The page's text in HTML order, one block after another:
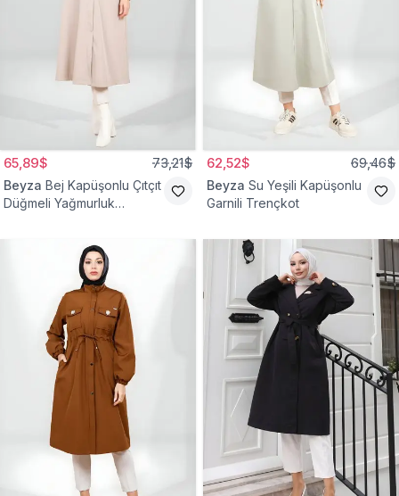
65,89$ 73,21$
Beyza Bej Kapüşonlu Çıtçıt
Düğmeli Yağmurluk
62,52$ 69,46$
Beyza Su Yeşili Kapüşonlu
Garnili Trençkot